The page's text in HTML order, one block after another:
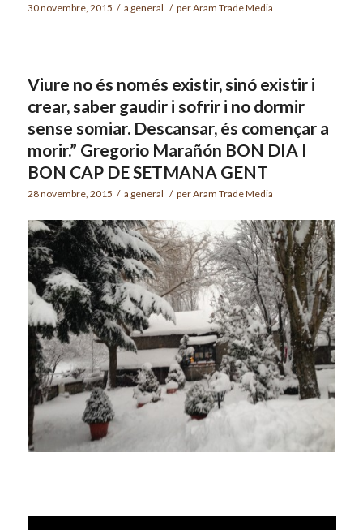
30 novembre, 2015 / a general / perAram Trade Media
Viure no és només existir, sinó existir i
crear, saber gaudir i sofrir i no dormir
sense somiar. Descansar, és començar a
morir.” Gregorio Marañón BON DIA I
BON CAP DE SETMANA GENT
28 novembre, 2015 / a general / perAram Trade Media